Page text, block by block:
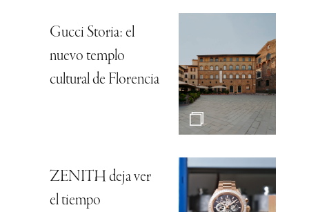
Gucci Storia: el
nuevo templo
cultural de Florencia
ZENITH deja ver
el tiempo